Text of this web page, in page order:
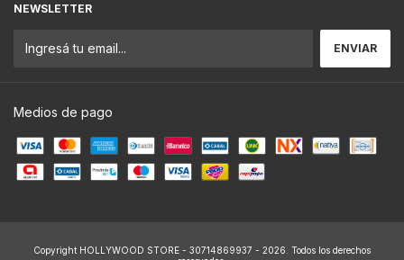
NEWSLETTER
Medios de pago
Copyright HOLLYWOOD STORE - 30714869937 - 2026. Todos los derechos